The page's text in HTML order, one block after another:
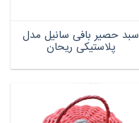
سبد حصیر بافی سانیل مدل
پلاستیکی ریحان